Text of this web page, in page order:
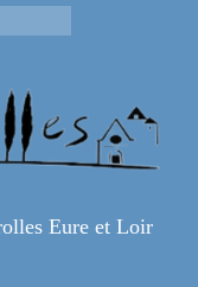
Eure et Loir